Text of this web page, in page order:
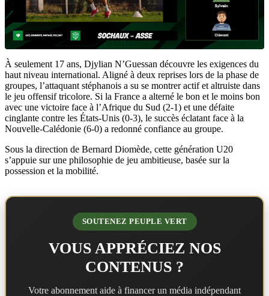
À seulement 17 ans, Djylian N’Guessan découvre les exigences du
haut niveau international. Aligné à deux reprises lors de la phase de
groupes, l’attaquant stéphanois a su se montrer actif et altruiste dans
le jeu offensif tricolore. Si la France a alterné le bon et le moins bon
avec une victoire face à l’Afrique du Sud (2-1) et une défaite
cinglante contre les États-Unis (0-3), le succès éclatant face à la
Nouvelle-Calédonie (6-0) a redonné confiance au groupe.
Sous la direction de Bernard Diomède, cette génération U20
s’appuie sur une philosophie de jeu ambitieuse, basée sur la
possession et la mobilité.
SOUTENEZ PEUPLE VERT
VOUS APPRÉCIEZ NOS
CONTENUS ?
Votre abonnement aide à financer un média indépendant